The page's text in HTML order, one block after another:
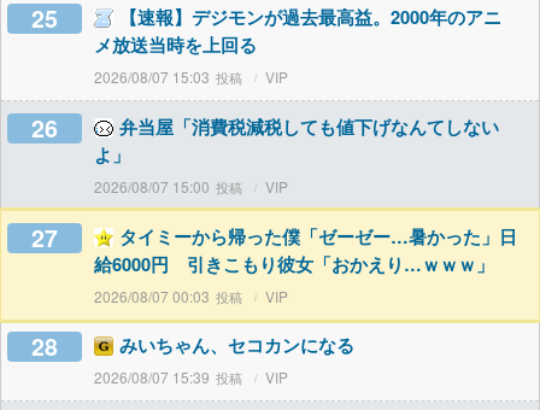
25
【速報】デジモンが過去最高益。2000年のアニ
メ放送当時を上回る
2026/08/07 15:03 VIP
26
弁当屋「消費税減税しても値下げなんてしない
よ」
2026/08/07 15:00 VIP
27
タイミーから帰った僕「ゼーゼー…暑かった」日
給6000円 引きこもり彼女「おかえり…ｗｗｗ」
2026/08/07 00:03 VIP
28 みいちゃん、セコカンになる
2026/08/07 15:39 VIP